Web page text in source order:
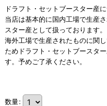
ドラフト・セットブースター産
当店は基本的に国内工場で生産
スター産として扱っております。
海外工場で生産されたものに関
ためドラフト・セットブースタ
す。予めご了承ください。
数量: